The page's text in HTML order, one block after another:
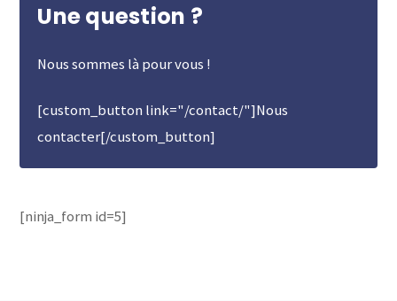
Une question ?
Nous sommes là pour vous !
[custom_button link="/contact/"]Nous
contacter[/custom_button]
[ninja_form id=5]